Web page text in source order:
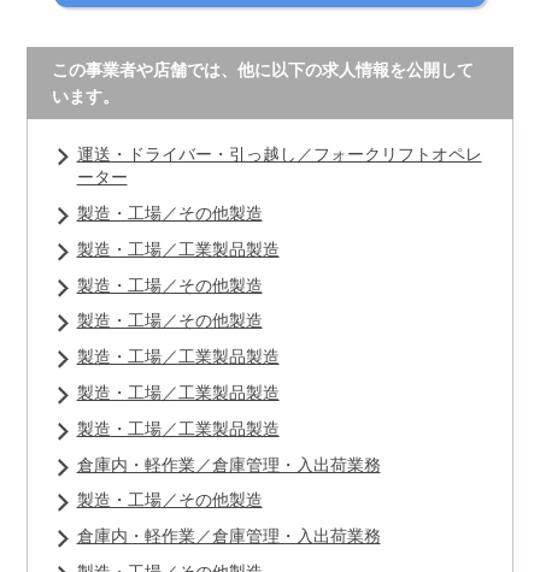
この事業者や店舗では、他に以下の求人情報を公開して
います。
運送・ドライバー・引っ越し／フォークリフトオペレ
ーター
製造・工場／その他製造
製造・工場／工業製品製造
製造・工場／その他製造
製造・工場／その他製造
製造・工場／工業製品製造
製造・工場／工業製品製造
製造・工場／工業製品製造
倉庫内・軽作業／倉庫管理・入出荷業務
製造・工場／その他製造
倉庫内・軽作業／倉庫管理・入出荷業務